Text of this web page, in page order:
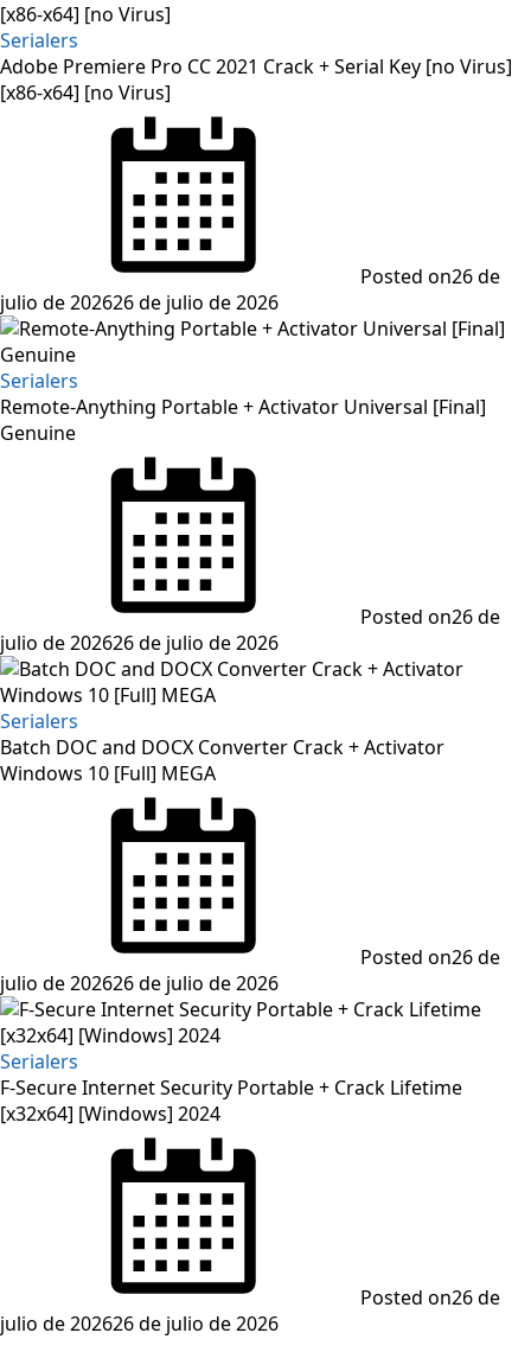
Serialers
Adobe Premiere Pro CC 2021 Crack + Serial Key [no Virus]
[x86-x64] [no Virus]
Posted on26 de
julio de 202626 de julio de 2026
Serialers
Remote-Anything Portable + Activator Universal [Final]
Genuine
Posted on26 de
julio de 202626 de julio de 2026
Serialers
Batch DOC and DOCX Converter Crack + Activator
Windows 10 [Full] MEGA
Posted on26 de
julio de 202626 de julio de 2026
Serialers
F-Secure Internet Security Portable + Crack Lifetime
[x32x64] [Windows] 2024
Posted on26 de
julio de 202626 de julio de 2026